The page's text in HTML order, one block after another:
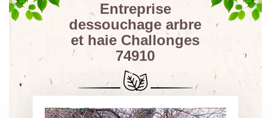
Entreprise
dessouchage arbre
et haie Challonges
74910